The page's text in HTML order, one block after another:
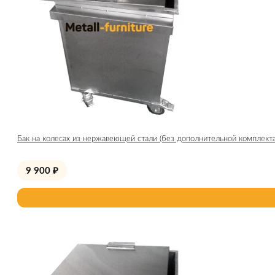
Бак на колесах из нержавеющей стали (без дополнительной
9 900 ₽